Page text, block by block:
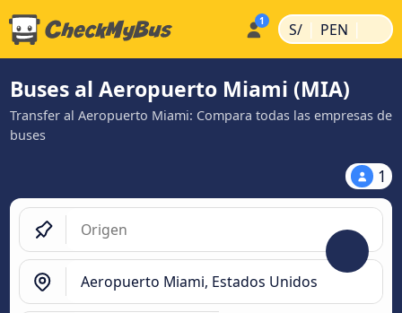
S/ | PEN |
Buses al Aeropuerto Miami (MIA)
Transfer al Aeropuerto Miami: Compara todas las empresas de
buses
1